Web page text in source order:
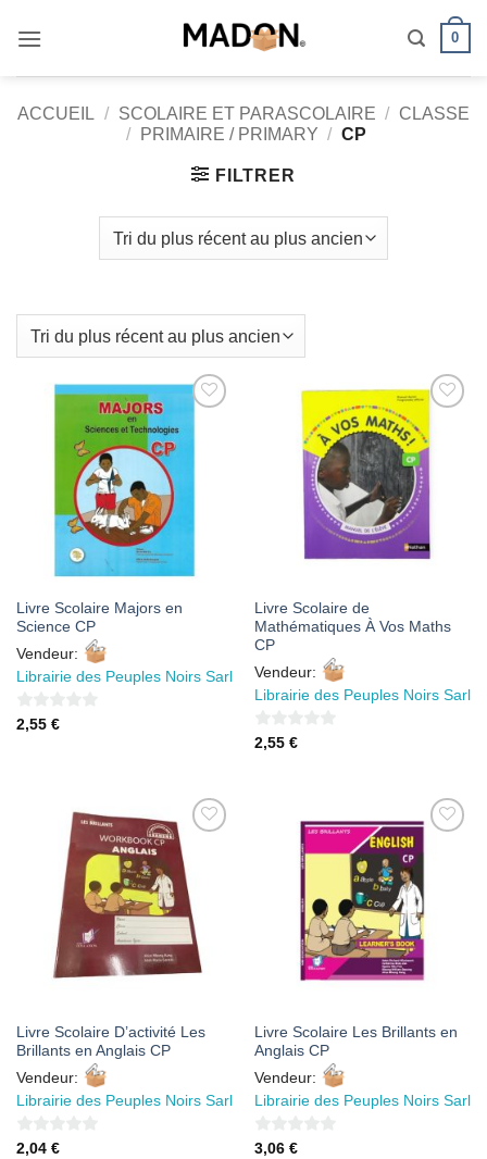
0
ACCUEIL / SCOLAIRE ET PARASCOLAIRE / CLASSE
/
PRIMAIRE / PRIMARY / CP
FILTRER
AJOUTER
À MES
FAVORIS
Livre Scolaire Majors en
Science CP
Vendeur:
Librairie des Peuples Noirs Sarl
0
2,55 €
AJOUTER
À MES
FAVORIS
Livre Scolaire de
Mathématiques À Vos Maths
CP
Vendeur:
Librairie des Peuples Noirs Sarl
0
2,55 €
AJOUTER
À MES
FAVORIS
Livre Scolaire D’activité Les
Brillants en Anglais CP
Vendeur:
Librairie des Peuples Noirs Sarl
0
2,04 €
AJOUTER
À MES
FAVORIS
Livre Scolaire Les Brillants en
Anglais CP
Vendeur:
Librairie des Peuples Noirs Sarl
0
3,06 €